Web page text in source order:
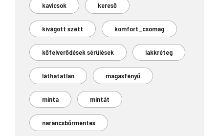
kavicsok kereső
kivágott szett komfort_csomag
kőfelverődések sérülések lakkréteg
láthatatlan magasfényű
minta mintát
narancsbőrmentes